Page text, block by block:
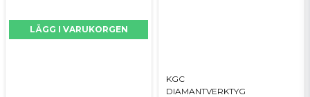
LÄGG I VARUKORGEN
KGC
DIAMANTVERKTYG